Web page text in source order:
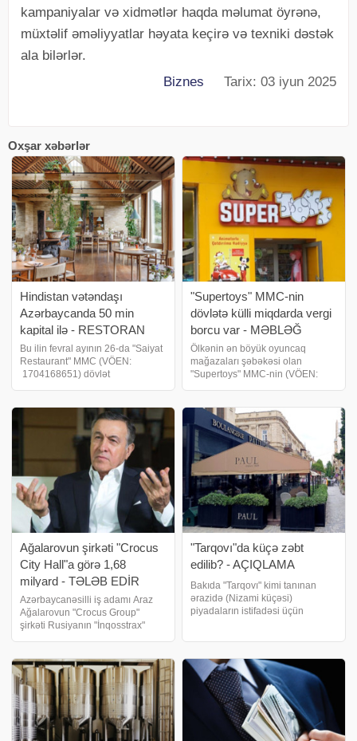
kampaniyalar və xidmətlər haqda məlumat öyrənə,
müxtəlif əməliyyatlar həyata keçirə və texniki dəstək
ala bilərlər.
Biznes Tarix: 03 iyun 2025
Oxşar xəbərlər
Hindistan vətəndaşı
Azərbaycanda 50 min
kapital ilə - RESTORAN
AÇIB
Bu ilin fevral ayının 26-da "Saiyat
Restaurant" MMC (VÖEN:
1704168651) dövlət
şirkət yaradıb . biznes və maliyyə
xəbərləri portalı xəbər verir ki
"Supertoys" MMC-nin
dövlətə külli miqdarda vergi
borcu var - MƏBLƏĞ
Ölkənin ən böyük oyuncaq
mağazaları şəbəkəsi olan
"Supertoys" MMC-nin (VÖEN:
biznes və maliyyə xəbərləri
portalı xəbər verir ki, şirkətin vergi
borcunu məbləğ
Ağalarovun şirkəti "Crocus
City Hall"a görə 1,68
milyard - TƏLƏB EDİR
Azərbaycanəsilli iş adamı Araz
Ağalarovun "Crocus Group"
şirkəti Rusiyanın "İnqosstrax"
yanan "Crocus City Hall"un
zərərin
"Tarqovı"da küçə zəbt
edilib? - AÇIQLAMA
Bakıda "Tarqovı" kimi tanınan
ərazidə (Nizami küçəsi)
piyadaların istifadəsi üçün
qanunsuz sökülür? - Rəsmi
açıqlama. "Qafqazinfo"y